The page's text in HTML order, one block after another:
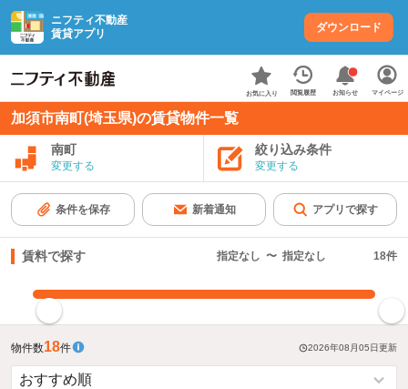
ニフティ不動産
賃貸アプリ
ダウンロード
お気に入り 閲覧履歴 お知らせ マイページ
加須市南町(埼玉県)の賃貸物件一覧
南町
変更する
絞り込み条件
変更する
条件を保存 新着通知 アプリで探す
賃料で探す 指定なし 〜 指定なし 18件
物件数18件 2026年08月05日更新